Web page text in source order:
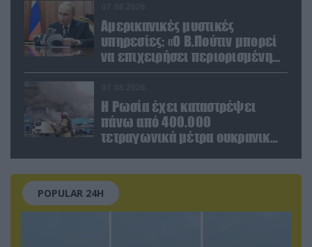
Αμερικανικές μυστικές
υπηρεσίες: «Ο Β.Πούτιν μπορεί
να επιχειρήσει περιορισμένη
στρατιωτική επιχείρηση στην
Η Ρωσία έχει καταστρέψει
πάνω από 400.000
τετραγωνικά μέτρα ουκρανικών
POPULAR 24H